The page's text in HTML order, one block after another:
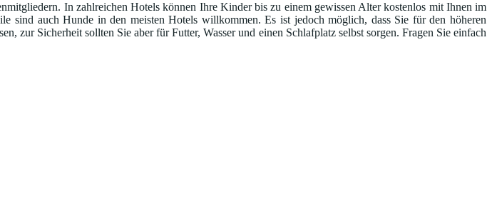
In zahlreichen Hotels können Ihre Kinder bis zu einem gewissen Alter kostenlos mit Ihnen im
sind auch Hunde in den meisten Hotels willkommen. Es ist jedoch möglich, dass Sie für den höheren
zur Sicherheit sollten Sie aber für Futter, Wasser und einen Schlafplatz selbst sorgen. Fragen Sie einfach